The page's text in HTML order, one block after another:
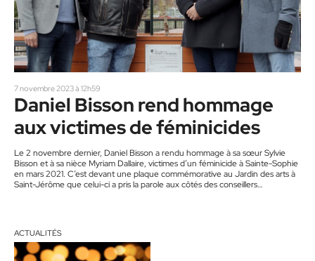
7 novembre 2023 à 12h59
Daniel Bisson rend hommage
aux victimes de féminicides
Le 2 novembre dernier, Daniel Bisson a rendu hommage à sa sœur Sylvie
Bisson et à sa nièce Myriam Dallaire, victimes d’un féminicide à Sainte-Sophie
en mars 2021. C’est devant une plaque commémorative au Jardin des arts à
Saint-Jérôme que celui-ci a pris la parole aux côtés des conseillers
ACTUALITÉS